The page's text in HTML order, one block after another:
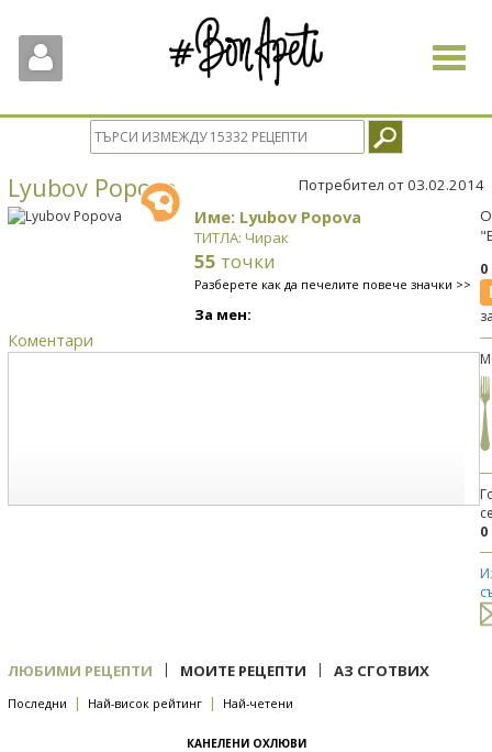
Toggle
Lyubov Popova Потребител от 03.02.2014
Име: Lyubov Popova
ТИТЛА: Чирак
55 точки
Разберете как да печелите повече значки >>
За мен:
Коментари
0
ЛЮБИМИ РЕЦЕПТИ | МОИТЕ РЕЦЕПТИ | АЗ СГОТВИХ
Последни | Най-висок рейтинг | Най-четени
КАНЕЛЕНИ ОХЛЮВИ